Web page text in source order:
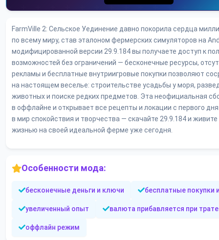
FarmVille 2: Сельское Уединение давно покорила сердца
по всему миру, став эталоном фермерских симуляторов на
модифицированной версии 29.9.184 вы получаете доступ к
возможностей без ограничений — бесконечные ресурсы,
рекламы и бесплатные внутриигровые покупки позволяют
на настоящем веселье: строительстве усадьбы у моря,
животных и поиске редких предметов. Эта неофициальная
в оффлайне и открывает все рецепты и локации с первого
в мир спокойствия и творчества — скачайте 29.9.184 и
жизнью на своей идеальной ферме уже сегодня.
Особенности мода:
бесконечные деньги и ключи бесплатные покупки
увеличенный опыт валюта прибавляется при трате
оффлайн режим